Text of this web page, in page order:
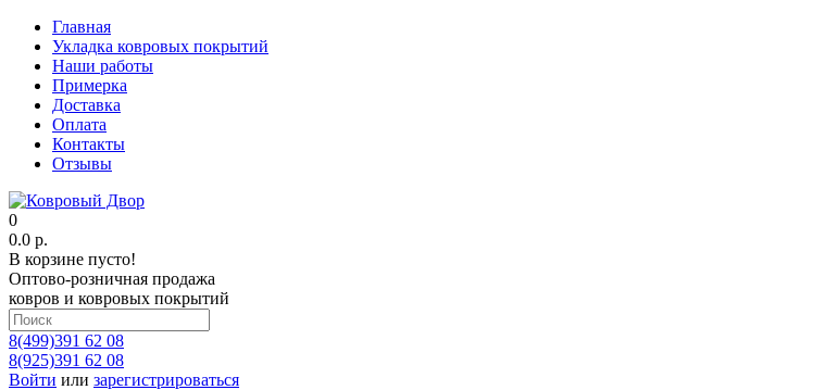
Главная
Укладка ковровых покрытий
Наши работы
Примерка
Доставка
Оплата
Контакты
Отзывы
0
0.0 р.
В корзине пусто!
Оптово-розничная продажа
ковров и ковровых покрытий
8(499)391 62 08
8(925)391 62 08
Войти или зарегистрироваться